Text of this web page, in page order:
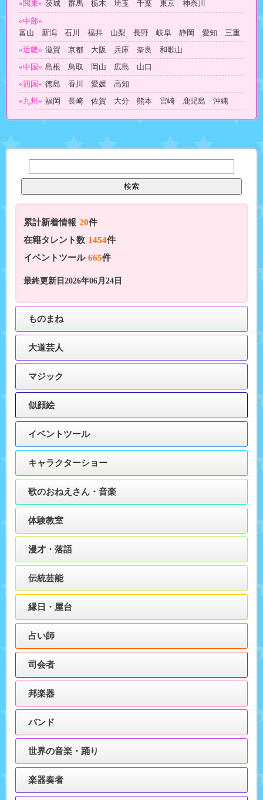
«関東» 茨城 群馬 栃木 埼玉 千葉 東京 神奈川
«中部»
富山 新潟 石川 福井 山梨 長野 岐阜 静岡 愛知 三重
«近畿» 滋賀 京都 大阪 兵庫 奈良 和歌山
«中国» 島根 鳥取 岡山 広島 山口
«四国» 徳島 香川 愛媛 高知
«九州» 福岡 長崎 佐賀 大分 熊本 宮崎 鹿児島 沖縄
累計新着情報 20件
在籍タレント数 1454件
イベントツール 665件
最終更新日2026年06月24日
ものまね
大道芸人
マジック
似顔絵
イベントツール
キャラクターショー
歌のおねえさん・音楽
体験教室
漫才・落語
伝統芸能
縁日・屋台
占い師
司会者
邦楽器
バンド
世界の音楽・踊り
楽器奏者